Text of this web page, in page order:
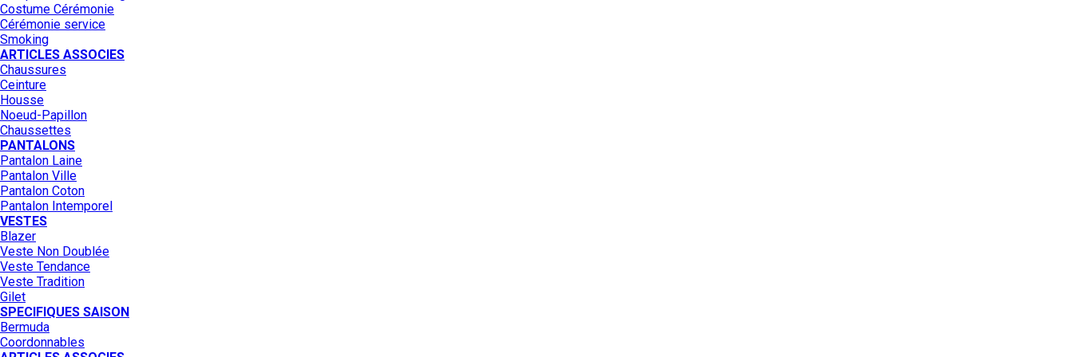
Costume Cérémonie
Cérémonie service
Smoking
ARTICLES ASSOCIES
Chaussures
Ceinture
Housse
Noeud-Papillon
Chaussettes
PANTALONS
Pantalon Laine
Pantalon Ville
Pantalon Coton
Pantalon Intemporel
VESTES
Blazer
Veste Non Doublée
Veste Tendance
Veste Tradition
Gilet
SPECIFIQUES SAISON
Bermuda
Coordonnables